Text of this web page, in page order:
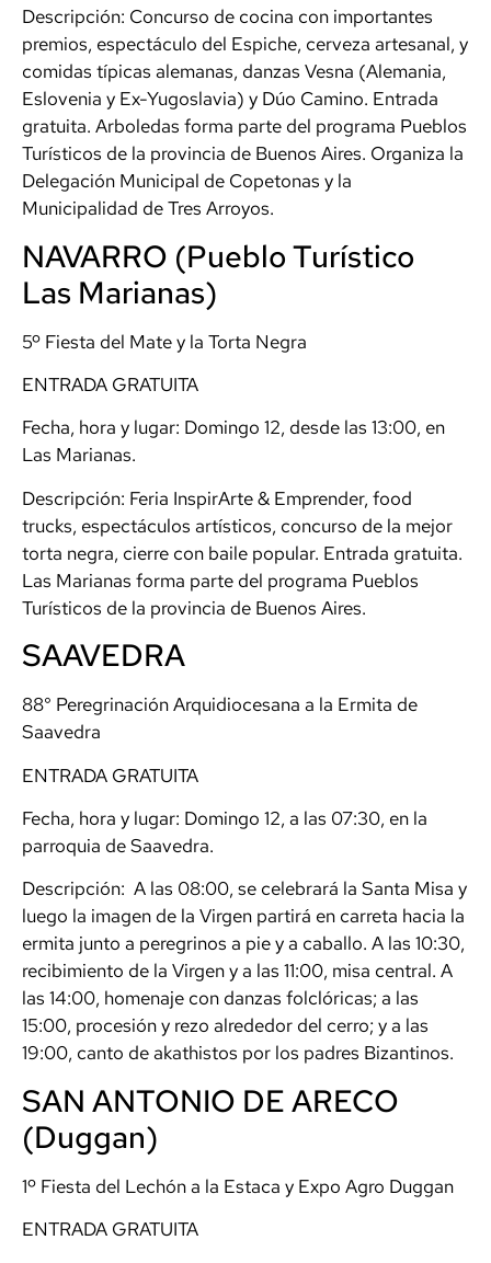
Descripción: Concurso de cocina con importantes
premios, espectáculo del Espiche, cerveza artesanal, y
comidas típicas alemanas, danzas Vesna (Alemania,
Eslovenia y Ex-Yugoslavia) y Dúo Camino. Entrada
gratuita. Arboledas forma parte del programa Pueblos
Turísticos de la provincia de Buenos Aires. Organiza la
Delegación Municipal de Copetonas y la
Municipalidad de Tres Arroyos.
NAVARRO (Pueblo Turístico
Las Marianas)
5º Fiesta del Mate y la Torta Negra
ENTRADA GRATUITA
Fecha, hora y lugar: Domingo 12, desde las 13:00, en
Las Marianas.
Descripción: Feria InspirArte & Emprender, food
trucks, espectáculos artísticos, concurso de la mejor
torta negra, cierre con baile popular. Entrada gratuita.
Las Marianas forma parte del programa Pueblos
Turísticos de la provincia de Buenos Aires.
SAAVEDRA
88° Peregrinación Arquidiocesana a la Ermita de
Saavedra
ENTRADA GRATUITA
Fecha, hora y lugar: Domingo 12, a las 07:30, en la
parroquia de Saavedra.
Descripción: A las 08:00, se celebrará la Santa Misa y
luego la imagen de la Virgen partirá en carreta hacia la
ermita junto a peregrinos a pie y a caballo. A las 10:30,
recibimiento de la Virgen y a las 11:00, misa central. A
las 14:00, homenaje con danzas folclóricas; a las
15:00, procesión y rezo alrededor del cerro; y a las
19:00, canto de akathistos por los padres Bizantinos.
SAN ANTONIO DE ARECO
(Duggan)
1º Fiesta del Lechón a la Estaca y Expo Agro Duggan
ENTRADA GRATUITA